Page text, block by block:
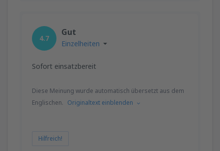
4.7
Gut
Einzelheiten
Sofort einsatzbereit
Diese Meinung wurde automatisch übersetzt aus dem
Englischen. Originaltext einblenden
Hilfreich!